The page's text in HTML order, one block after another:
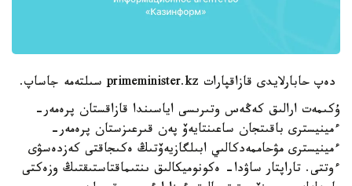
دەپ حابارلايدى قازاقپارات primeminister.kz سىلتەمە جاساپ.
ۇكىمەت ارالىق كەڭەس وتىرىسى اياسىندا قازاقستان پرەمەر-
ءمينيسترى باقىتجان ساعىنتايەۆ پەن قىرعىزستان پرەمەر-
ءمينيسترى مۋحاممەدكالىي ابىلگازيەۆتىڭ ەكىجاقتى كەزدەسۋى
ءوتتى. تاراپتار ساۋدا- ەكونوميكالىق ىنتىماقتاستىقتىڭ وزەكتى